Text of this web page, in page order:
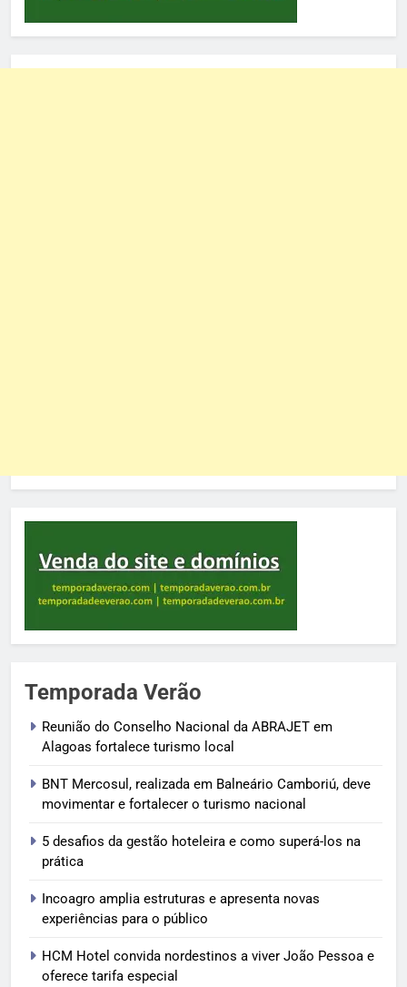
Temporada Verão
Reunião do Conselho Nacional da ABRAJET em
Alagoas fortalece turismo local
BNT Mercosul, realizada em Balneário Camboriú, deve
movimentar e fortalecer o turismo nacional
5 desafios da gestão hoteleira e como superá-los na
prática
Incoagro amplia estruturas e apresenta novas
experiências para o público
HCM Hotel convida nordestinos a viver João Pessoa e
oferece tarifa especial